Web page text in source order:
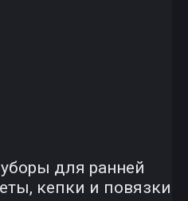
для ранней
кепки и повязки